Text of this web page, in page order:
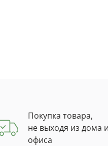
Покупка товара,
не выходя из дома
офиса